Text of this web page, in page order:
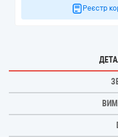
Реєстр